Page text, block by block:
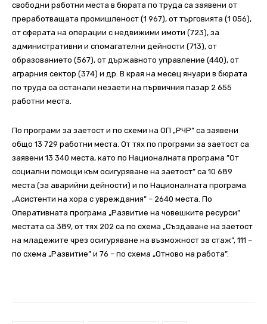
свободни работни места в бюрата по труда са заявени от
преработващата промишленост (1 967), от търговията (1 056),
от сферата на операции с недвижими имоти (723), за
административни и спомагателни дейности (713), от
образованието (567), от държавното управление (440), от
аграрния сектор (374) и др. В края на месец януари в бюрата
по труда са останали незаети на първичния пазар 2 655
работни места.
По програми за заетост и по схеми на ОП „РЧР” са заявени
общо 13 729 работни места. От тях по програми за заетост са
заявени 13 340 места, като по Националната програма ”От
социални помощи към осигуряване на заетост” са 10 689
места (за аварийни дейности) и по Националната програма
„Асистенти на хора с увреждания” – 2640 места. По
Оперативната програма „Развитие на човешките ресурси”
местата са 389, от тях 202 са по схема „Създаване на заетост
на младежите чрез осигуряване на възможност за стаж”, 111 –
по схема „Развитие” и 76 – по схема „Отново на работа”.